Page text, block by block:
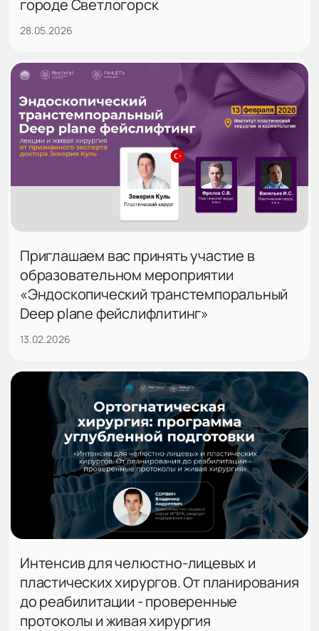
городе Светлогорск
28.05.2026
Приглашаем вас принять участие в
образовательном мероприятии
«Эндоскопический транстемпоральный
Deep plane фейслифлитинг»
13.02.2026
Интенсив для челюстно-лицевых и
пластических хирургов. От планирования
до реабилитации - проверенные
протоколы и живая хирургия